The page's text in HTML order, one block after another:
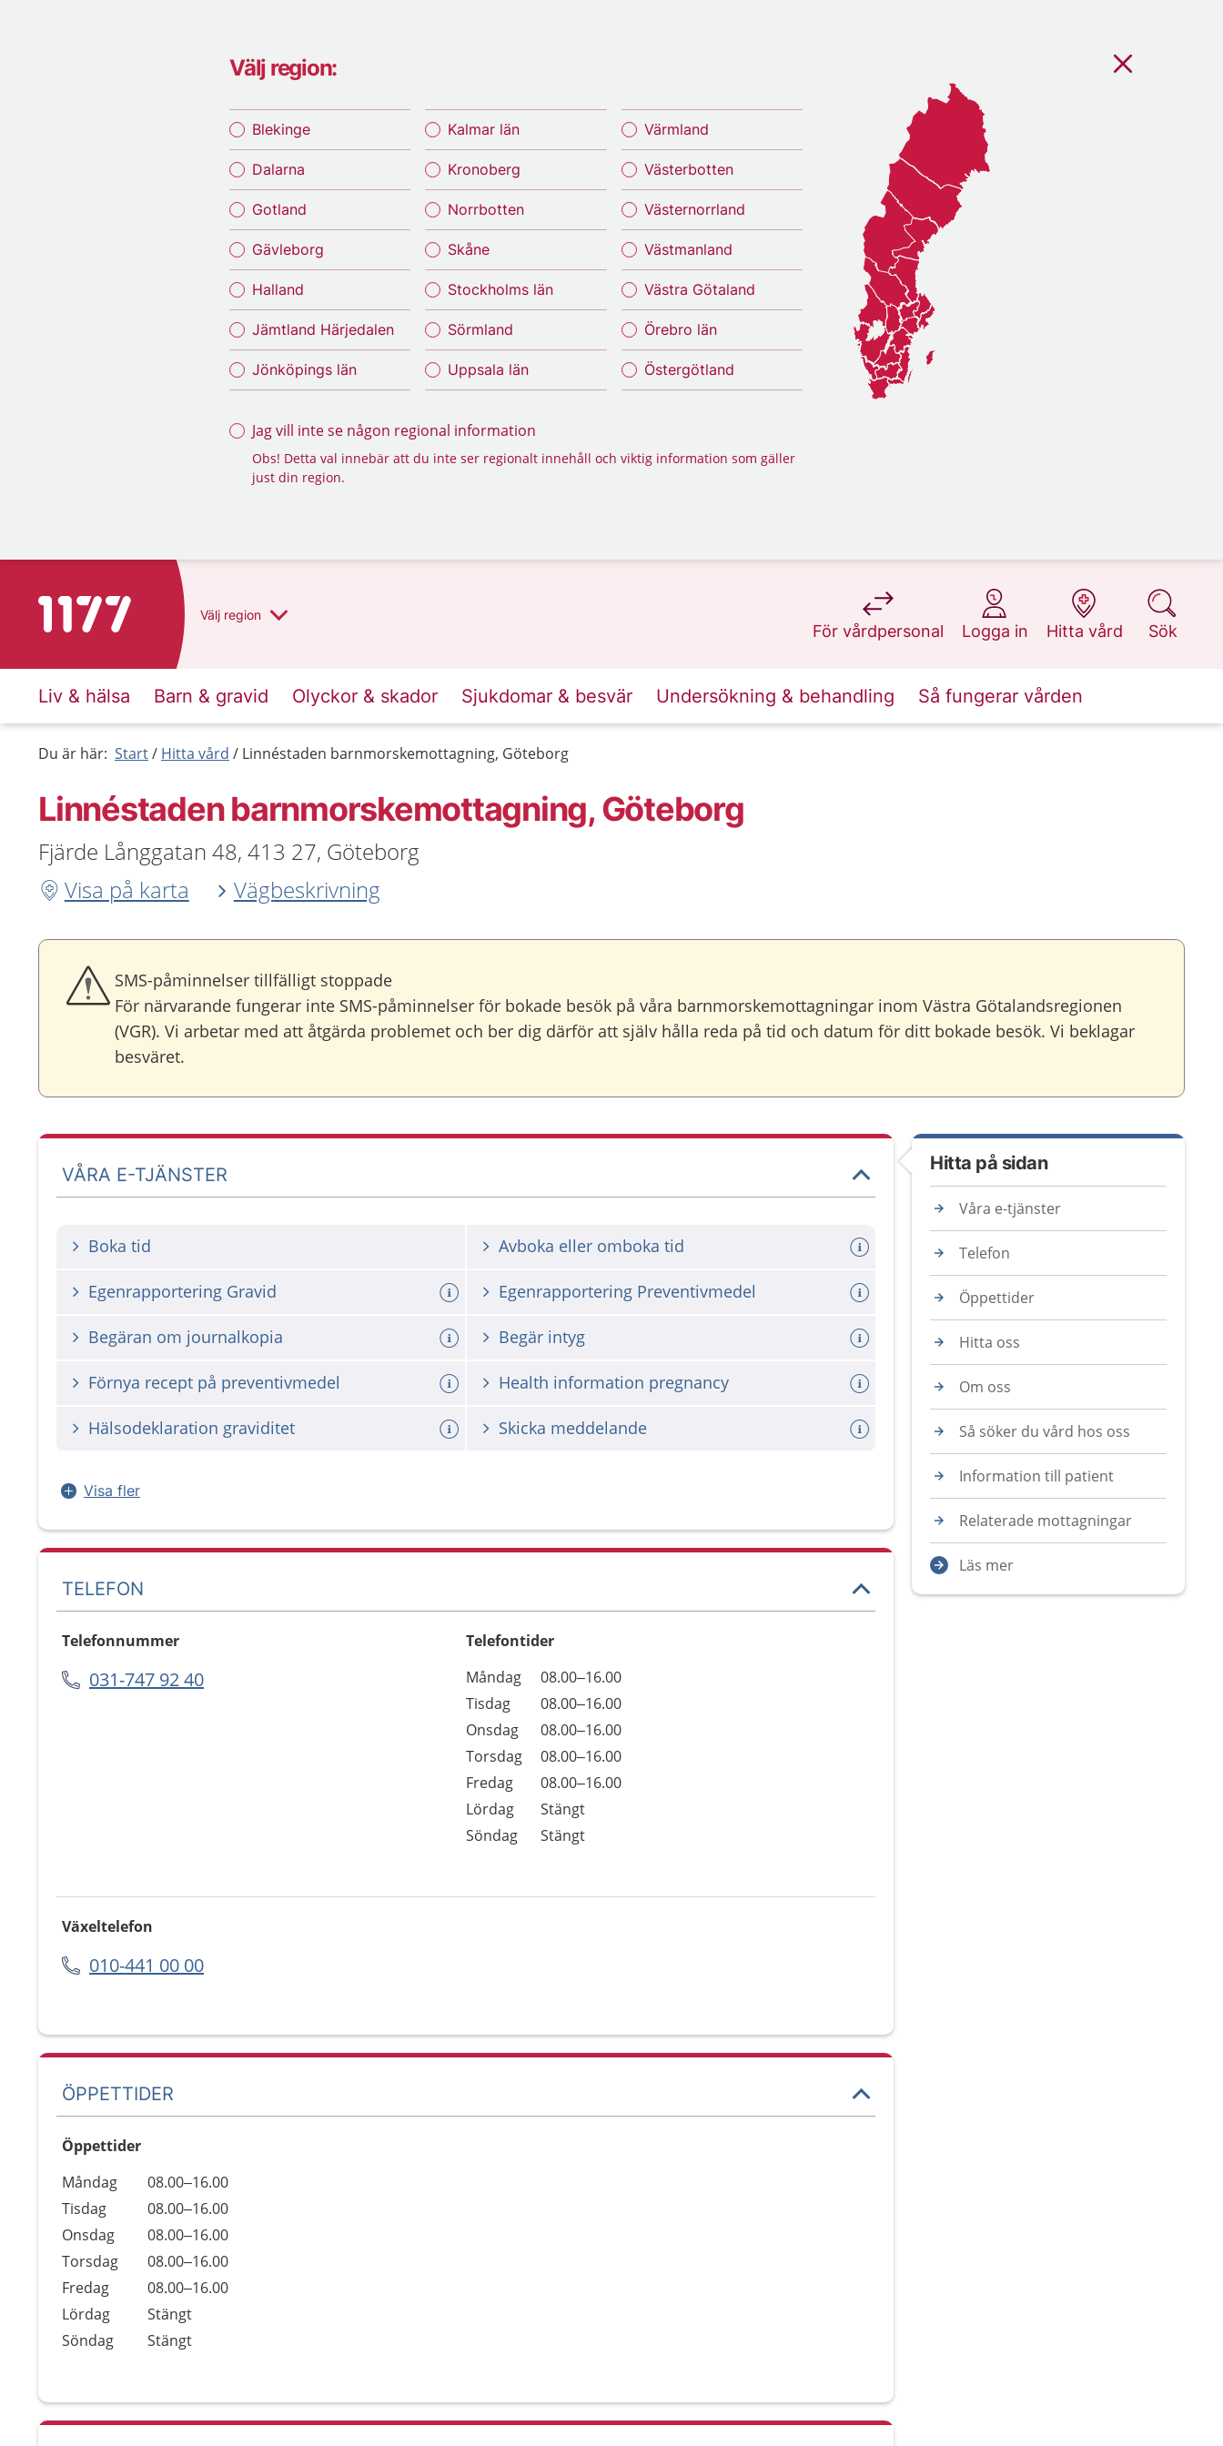
Välj region:
Blekinge
Dalarna
Gotland
Gävleborg
Halland
Jämtland Härjedalen
Jönköpings län
Kalmar län
Kronoberg
Norrbotten
Skåne
Stockholms län
Sörmland
Uppsala län
Värmland
Västerbotten
Västernorrland
Västmanland
Västra Götaland
Örebro län
Östergötland
Jag vill inte se någon regional information
Obs! Detta val innebär att du inte ser regionalt innehåll och viktig information som gäller
just din region.
Till startsidan för 1177 Välj region
För vårdpersonal
på 1177.se
Logga in
på 1177.se
Hitta vård
på 1177.se
Sök
på 1177.se
Liv & hälsa Barn & gravid Olyckor & skador Sjukdomar & besvär Undersökning & behandling Så fungerar vården
Du är här: Start Hitta vård Linnéstaden barnmorskemottagning, Göteborg
Linnéstaden barnmorskemottagning, Göteborg
Fjärde Långgatan 48, 413 27, Göteborg
Visa på karta
Vägbeskrivning
SMS-påminnelser tillfälligt stoppade
För närvarande fungerar inte SMS-påminnelser för bokade besök på våra barnmorskemottagningar inom Västra Götalandsregionen
(VGR). Vi arbetar med att åtgärda problemet och ber dig därför att själv hålla reda på tid och datum för ditt bokade besök. Vi beklagar
besväret.
VÅRA E-TJÄNSTER
Boka tid Avboka eller omboka tid
Egenrapportering Gravid Egenrapportering Preventivmedel
Begäran om journalkopia Begär intyg
Förnya recept på preventivmedel Health information pregnancy
Hälsodeklaration graviditet Skicka meddelande
Visa fler
TELEFON
Telefonnummer
031-747 92 40
Telefontider
Dag
Öppettider
Kommentarer
Måndag
08.00–16.00
Tisdag
08.00–16.00
Onsdag
08.00–16.00
Torsdag
08.00–16.00
Fredag
08.00–16.00
Lördag
Stängt
Söndag
Stängt
Växeltelefon
010-441 00 00
ÖPPETTIDER
Öppettider
Dag
Öppettider
Kommentarer
Måndag
08.00–16.00
Tisdag
08.00–16.00
Onsdag
08.00–16.00
Torsdag
08.00–16.00
Fredag
08.00–16.00
Lördag
Stängt
Söndag
Stängt
Hitta på sidan
Våra e-tjänster
Telefon
Öppettider
Hitta oss
Om oss
Så söker du vård hos oss
Information till patient
Relaterade mottagningar
Läs mer